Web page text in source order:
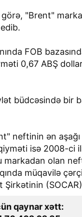
görə, "Brent"
FOB
0,67 ABŞ
büdcəsində bir
neftinin ən
isə 2008-ci
markadan olan
müqavilə
qaynar xətt:
və 54
11:37
mina
xəsarət alıb